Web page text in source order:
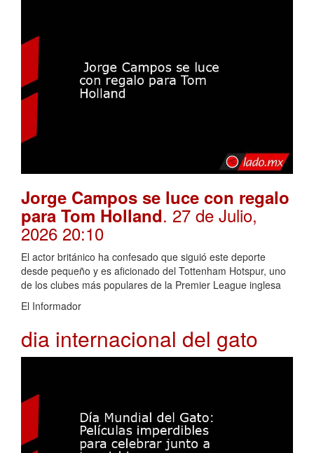
Jorge Campos se luce con regalo
para Tom Holland. 27 de Julio,
2026 20:10
El actor británico ha confesado que siguió este deporte
desde pequeño y es aficionado del Tottenham Hotspur, uno
de los clubes más populares de la Premier League inglesa
El Informador
dia internacional del gato